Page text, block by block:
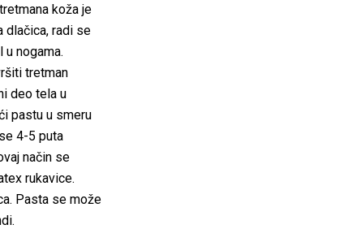
koža je
dlačica, radi se
u nogama.
tretman
deo tela u
pastu u smeru
4-5 puta
način se
rukavice.
Pasta se može